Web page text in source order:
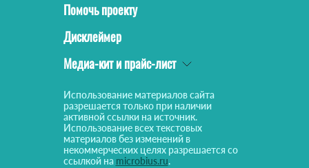
Помочь проекту
Дисклеймер
Медиа-кит и прайс-лист
Использование материалов сайта
разрешается только при наличии
активной ссылки на источник.
Использование всех текстовых
материалов без изменений в
некоммерческих целях разрешается со
ссылкой на microbius.ru.